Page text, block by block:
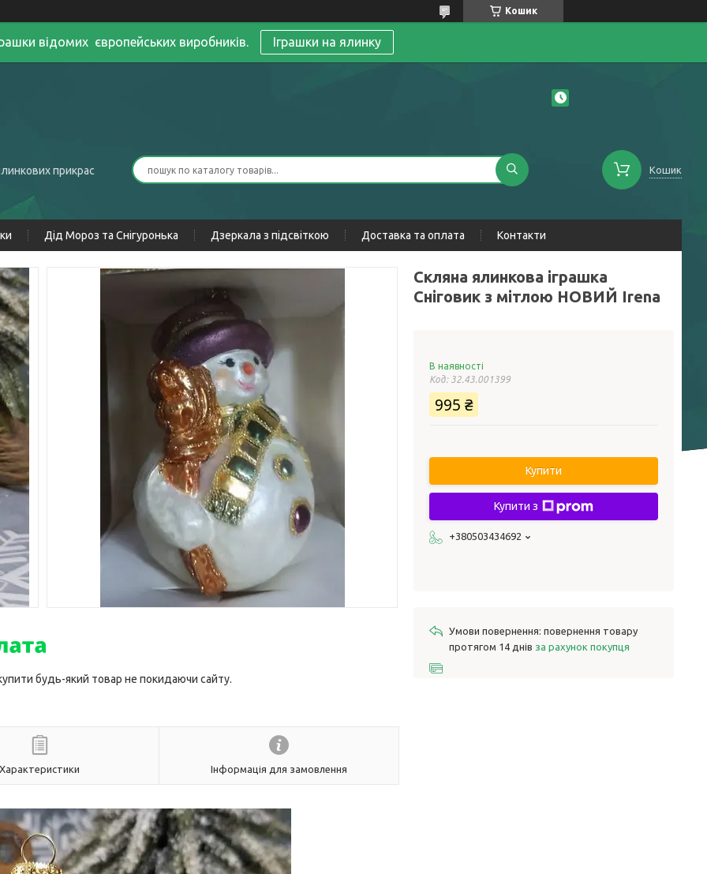
Кошик
відомих європейських виробників. Іграшки на ялинку
прикрас Кошик
Дід Мороз та Снігуронька Дзеркала з підсвіткою Доставка та оплата Контакти
будь-який товар не покидаючи сайту.
Характеристики Інформація для замовлення
Скляна ялинкова іграшка
Сніговик з мітлою НОВИЙ Irena
В наявності
Код: 32.43.001399
995 ₴
Купити
Купити з
+380503434692
повернення товару
протягом 14 днів за рахунок покупця